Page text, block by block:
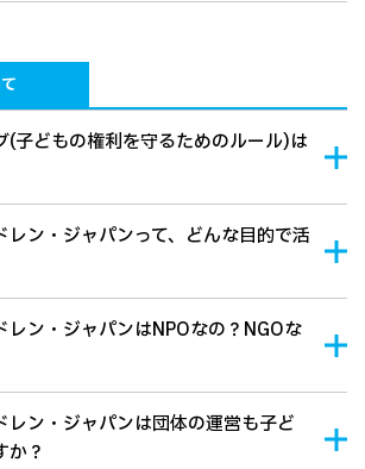
(子どもの権利を守るためのルール)は
レン・ジャパンって、どんな目的で活
レン・ジャパンはNPOなの？NGOな
レン・ジャパンは団体の運営も子ど
か？